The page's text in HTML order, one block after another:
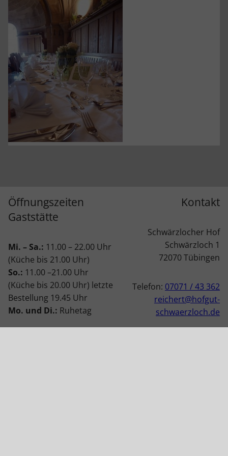
Öffnungszeiten
Gaststätte
Mi. – Sa.: 11.00 – 22.00 Uhr
(Küche bis 21.00 Uhr)
So.: 11.00 –21.00 Uhr
(Küche bis 20.00 Uhr) letzte
Bestellung 19.45 Uhr
Mo. und Di.: Ruhetag
Kontakt
Schwärzlocher Hof
Schwärzloch 1
72070 Tübingen
Telefon: 07071 / 43 362
reichert@hofgut-
schwaerzloch.de